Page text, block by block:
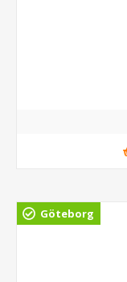
Göteborg